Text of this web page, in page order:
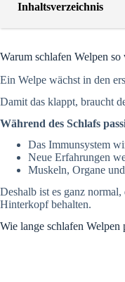
Inhaltsverzeichnis
Warum schlafen Welpen so
Ein Welpe wächst in den
Damit das klappt, braucht
Während des Schlafs
Das Immunsystem
Neue Erfahrungen
Muskeln, Organe
Deshalb ist es ganz
Hinterkopf behalten.
Wie lange schlafen Welpen